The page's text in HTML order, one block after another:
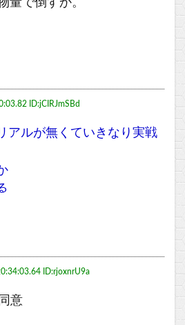
量で倒すか。
ID:jCIRJmSBd
アルが無くていきなり実戦
ID:rjoxnrU9a
意